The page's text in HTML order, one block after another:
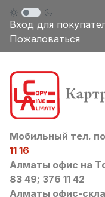
Вход для
Пожаловаться
Мобильный тел.
11 16
Алматы офис на
83 49; 376 11 42
Алматы офис-